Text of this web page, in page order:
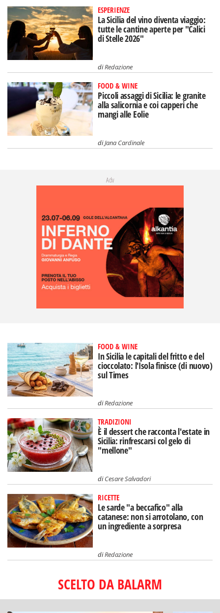
ESPERIENZE
La Sicilia del vino diventa viaggio:
tutte le cantine aperte per "Calici
di Stelle 2026"
diRedazione
FOOD & WINE
Piccoli assaggi di Sicilia: le granite
alla salicornia e coi capperi che
mangi alle Eolie
diJana Cardinale
Adv
FOOD & WINE
In Sicilia le capitali del fritto e del
cioccolato: l'Isola finisce (di nuovo)
sul Times
diRedazione
TRADIZIONI
È il dessert che racconta l'estate in
Sicilia: rinfrescarsi col gelo di
"mellone"
diCesare Salvadori
RICETTE
Le sarde "a beccafico" alla
catanese: non si arrotolano, con
un ingrediente a sorpresa
diRedazione
SCELTO DA BALARM